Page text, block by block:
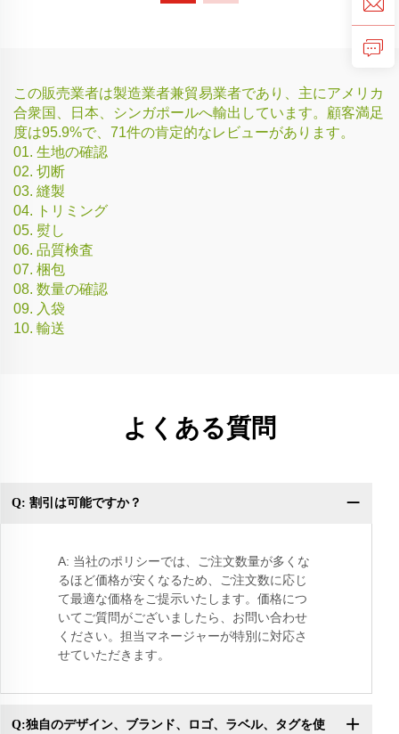
この販売業者は製造業者兼貿易業者であり、主にアメリカ
合衆国、日本、シンガポールへ輸出しています。顧客満足
度は95.9%で、71件の肯定的なレビューがあります。
01. 生地の確認
02. 切断
03. 縫製
04. トリミング
05. 熨し
06. 品質検査
07. 梱包
08. 数量の確認
09. 入袋
10. 輸送
よくある質問
Q: 割引は可能ですか？
A: 当社のポリシーでは、ご注文数量が多くな
るほど価格が安くなるため、ご注文数に応じ
て最適な価格をご提示いたします。価格につ
いてご質問がございましたら、お問い合わせ
ください。担当マネージャーが特別に対応さ
せていただきます。
Q:独自のデザイン、ブランド、ロゴ、ラベル、タグを使